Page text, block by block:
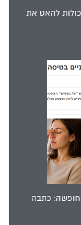
להאט את
כתבה